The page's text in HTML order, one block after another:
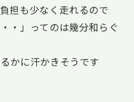
担も少なく走れるので
・」ってのは幾分和らぐ
かに汗かきそうです